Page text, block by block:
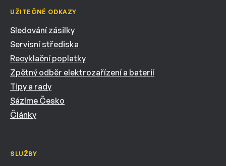
UŽITEČNÉ ODKAZY
Sledování zásilky
Servisní střediska
Recyklační poplatky
Zpětný odběr elektrozařízení a baterií
Tipy a rady
Sázíme Česko
Články
SLUŽBY